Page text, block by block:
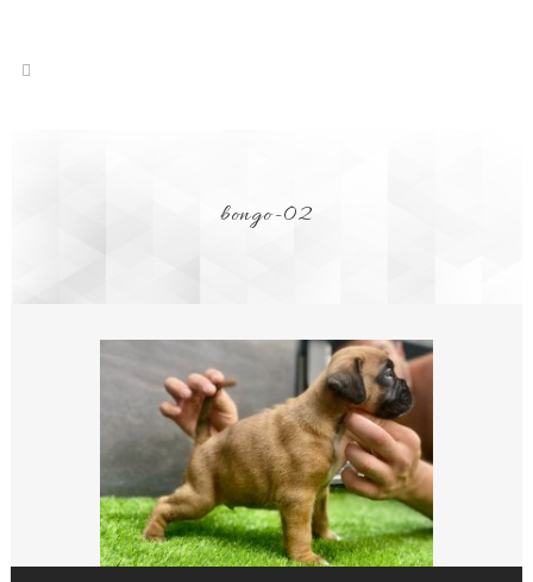
bongo-02